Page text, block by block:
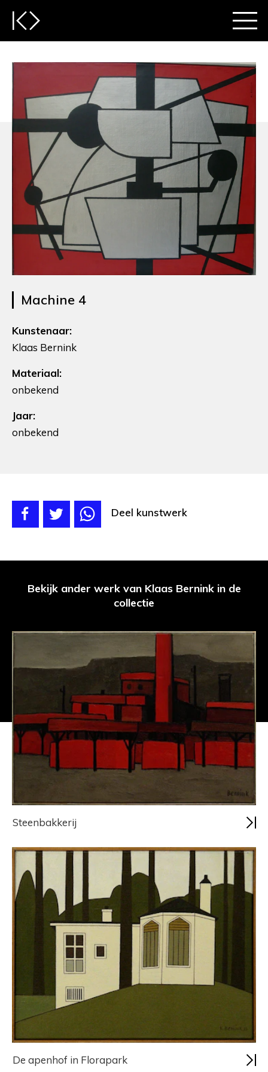
Machine 4
Kunstenaar:
Klaas Bernink
Materiaal:
onbekend
Jaar:
onbekend
Deel kunstwerk
Bekijk ander werk van Klaas Bernink in de
collectie
Steenbakkerij
De apenhof in Florapark